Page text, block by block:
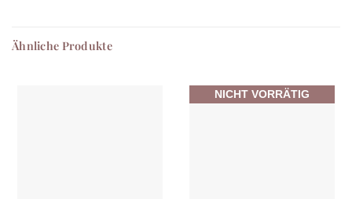
Ähnliche Produkte
NICHT VORRÄTIG